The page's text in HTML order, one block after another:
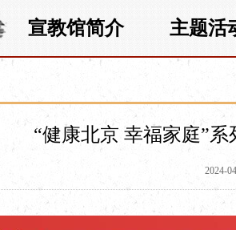
宣教馆简介 主题活
“健康北京 幸福家庭”
2024-